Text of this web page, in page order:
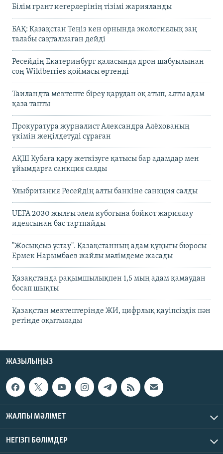
Білім грант иегерлерінің тізімі жарияланды
БАҚ: Қазақстан Теңіз кен орнында экологиялық заң
талабы сақталмаған дейді
Ресейдің Екатеринбург қаласында дрон шабуылынан
соң Wildberries қоймасы өртенді
Таиландта мектепте біреу қарудан оқ атып, алты адам
қаза тапты
Прокуратура журналист Александра Алёхованың
үкімін жеңілдетуді сұраған
АҚШ Кубаға қару жеткізуге қатысы бар адамдар мен
ұйымдарға санкция салды
Ұлыбритания Ресейдің алты банкіне санкция салды
UEFA 2030 жылғы әлем кубогына бойкот жариялау
идеясынан бас тартпайды
"Жосықсыз ұстау". Қазақстанның адам құқығы бюросы
Ермек Нарымбаев жайлы мәлімдеме жасады
Қазақстанда рақымшылықпен 1,5 мың адам қамаудан
босап шықты
Қазақстан мектептерінде ЖИ, цифрлық қауіпсіздік пән
ретінде оқытылады
ЖАЗЫЛЫҢЫЗ
ЖАЛПЫ МӘЛІМЕТ
НЕГІЗГІ БӨЛІМДЕР